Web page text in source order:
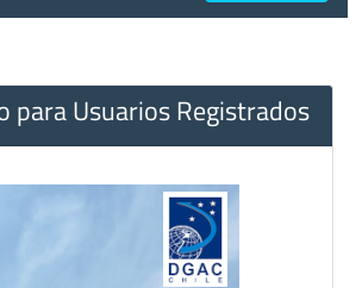
para Usuarios Registrados